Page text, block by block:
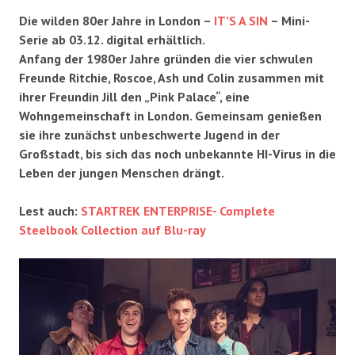
Die wilden 80er Jahre in London – IT’S A SIN – Mini-
Serie ab 03.12. digital erhältlich.
Anfang der 1980er Jahre gründen die vier schwulen
Freunde Ritchie, Roscoe, Ash und Colin zusammen mit
ihrer Freundin Jill den „Pink Palace“, eine
Wohngemeinschaft in London. Gemeinsam genießen
sie ihre zunächst unbeschwerte Jugend in der
Großstadt, bis sich das noch unbekannte HI-Virus in die
Leben der jungen Menschen drängt.
Lest auch: STARTREK ENTERPRISE- Complete
Steelbook Collection auf Blu-ray